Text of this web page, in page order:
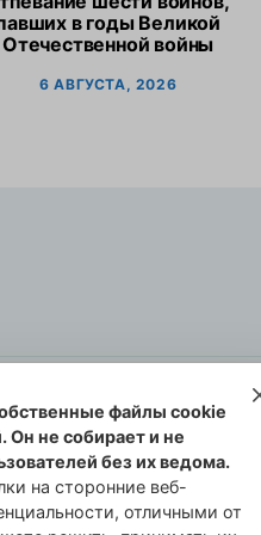
в годы Великой
Отечественной войны
6 АВГУСТА, 2026
в сфере
файлы cookie
Он не собирает и не
без их ведома.
на сторонние веб-
отличными от